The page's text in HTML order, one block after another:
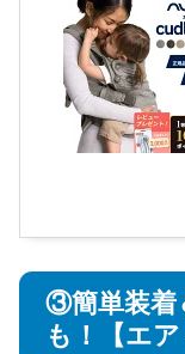
③簡単装着
も！【エ